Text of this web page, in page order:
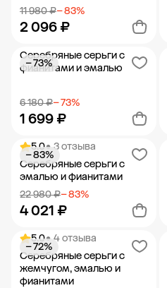
11 980 ₽− 83%
2 096 ₽
Добавить в корзину
Серебряные серьги с
фианитами и эмалью
6 180 ₽− 73%
1 699 ₽
− 73%
Добавить в корзину
5.0• 3 отзыва
Серебряные серьги с
эмалью и фианитами
22 980 ₽− 83%
4 021 ₽
− 83%
Добавить в корзину
5.0• 4 отзыва
Серебряные серьги с
жемчугом, эмалью и
фианитами
− 72%